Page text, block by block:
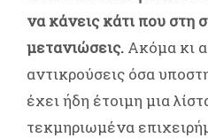
να κάνεις κάτι που στη
μετανιώσεις. Ακόμα κι
αντικρούσεις όσα
έχει ήδη έτοιμη μια
τεκμηριωμένα